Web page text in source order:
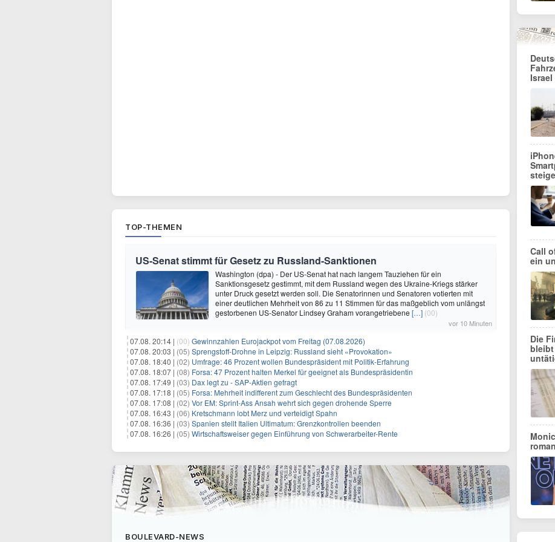
TOP-THEMEN
US-Senat stimmt für Gesetz zu Russland-Sanktionen
Washington (dpa) - Der US-Senat hat nach langem Tauziehen für ein
Sanktionsgesetz gestimmt, mit dem Russland wegen des Ukraine-Kriegs stärker
unter Druck gesetzt werden soll. Die Senatorinnen und Senatoren votierten mit
einer deutlichen Mehrheit von 86 zu 11 Stimmen für das maßgeblich vom unlängst
gestorbenen US-Senator Lindsey Graham vorangetriebene […] (00)
vor 10 Minuten
07.08. 20:14 | (00) Gewinnzahlen Eurojackpot vom Freitag (07.08.2026)
07.08. 20:03 | (05) Sprengstoff-Drohne in Leipzig: Russland sieht «Provokation»
07.08. 18:40 | (02) Umfrage: 46 Prozent wollen Bundespräsident mit Politik-Erfahrung
07.08. 18:07 | (08) Forsa: 47 Prozent halten Merkel für geeignet als Bundespräsidentin
07.08. 17:49 | (03) Dax legt zu - SAP-Aktien gefragt
07.08. 17:18 | (05) Forsa: Mehrheit indifferent zum Geschlecht des Bundespräsidenten
07.08. 17:08 | (02) Vor EM: Sprint-Ass Ansah wehrt sich gegen drohende Sperre
07.08. 16:43 | (06) Kretschmann lobt Merz und verteidigt Spahn
07.08. 16:36 | (03) Spanien stellt Italien Ultimatum: Grenzkontrollen beenden
07.08. 16:26 | (05) Wirtschaftsweiser gegen Einführung von Schwerarbeiter-Rente
BOULEVARD-NEWS
Israel
Call
ein
Die